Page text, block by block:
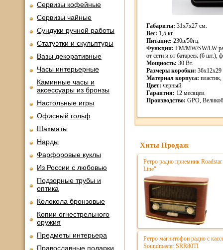
Сервизы кофейные
Сервизы чайные
Сундуки ручной работы
Статуэтки и скульптуры
Вазы декоративные
Часы интерьерные
Каминные часы и
аксессуары из бронзы
Настольные игры
Офисный гольф
Шахматы
Нарды
Фарфоровые куклы
Из России с любовью
Подзорные трубы и
оптика
Колокола бронзовые
Копии огнестрельного
оружия
Предметы интерьера
Православные подарки
Габариты: 31x7x27 см.
Вес: 1,5 кг.
Питание: 230в/50гц.
Функции: FM/MW/SW/LW
от сети и от батареек (6 шт.),
Мощность: 30 Вт.
Размеры коробки: 36х12х29
Материал корпуса:
Цвет: черный.
Гарантия: 12 месяцев.
Производство: GPO,
Хиты Продаж
Ретро радио приемник
Line"
Ретро магнитофон радио с
Soundmaster SRR80TI